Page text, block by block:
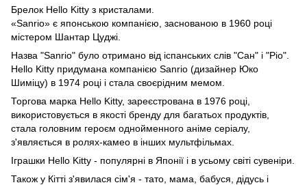
Брелок Hello Kitty з кристалами.
«Sanrio» є японською компанією, заснованою в 1960 році
містером Шантар Цуджі.
Назва "Sanrio" було отримано від іспанських слів "Сан" і "Ріо".
Hello Kitty придумана компанією Sanrio (дизайнер Юко
Шиміцу) в 1974 році і стала своєрідним мемом.
Торгова марка Hello Kitty, зареєстрована в 1976 році,
використовується в якості бренду для багатьох продуктів,
стала головним героєм однойменного аніме серіалу,
з'являється в ролях-камео в інших мультфільмах.
Іграшки Hello Kitty - популярні в Японії і в усьому світі сувеніри.
Також у Кітті з'явилася сім'я - тато, мама, бабуся, дідусь і